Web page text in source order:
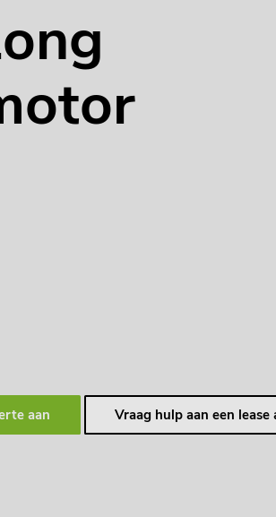
aan Vraag hulp aan een lease